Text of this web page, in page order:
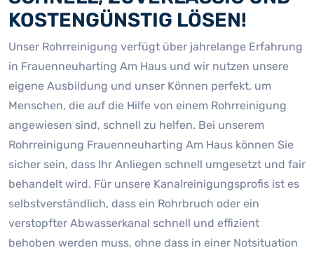
KOSTENGÜNSTIG LÖSEN!
Unser Rohrreinigung verfügt über jahrelange Erfahrung
in Frauenneuharting Am Haus und wir nutzen unsere
eigene Ausbildung und unser Können perfekt, um
Menschen, die auf die Hilfe von einem Rohrreinigung
angewiesen sind, schnell zu helfen. Bei unserem
Rohrreinigung Frauenneuharting Am Haus können Sie
sicher sein, dass Ihr Anliegen schnell umgesetzt und fair
behandelt wird. Für unsere Kanalreinigungsprofis ist es
selbstverständlich, dass ein Rohrbruch oder ein
verstopfter Abwasserkanal schnell und effizient
behoben werden muss, ohne dass in einer Notsituation